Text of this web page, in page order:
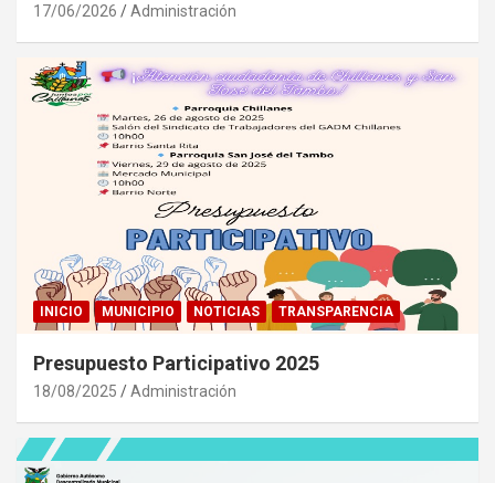
17/06/2026 Administración
INICIO MUNICIPIO NOTICIAS TRANSPARENCIA
Presupuesto Participativo 2025
18/08/2025 Administración